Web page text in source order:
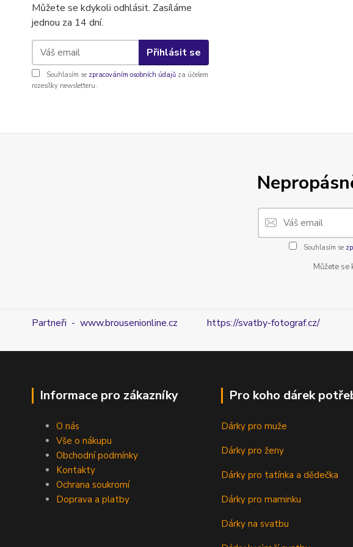
Můžete se kdykoli odhlásit. Zasíláme
jednou za 14 dní.
Přihlásit se
Souhlasím se zpracováním osobních údajů za účelem
rozesílky newsletteru.
Souhlasím se
Můžete
Partneři - www.brousenionline.cz https://svatby-fotograf.cz/
Informace pro zákazníky
O nás
Vše o nákupu
Obchodní podmínky
Kontakty
Ochrana soukromí
Doprava a platby
Pro koho dárek
Dárky pro muže
Dárky pro ženy
Dárky pro tatínka a dědečka
Dárky pro maminku
Dárky na svatbu